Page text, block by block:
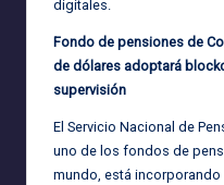
digitales.
Fondo de pensiones de
de dólares adoptará
supervisión
El Servicio Nacional de
uno de los fondos de
mundo, está